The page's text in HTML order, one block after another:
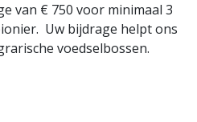
van € 750 voor minimaal 3
Uw bijdrage helpt ons
voedselbossen.